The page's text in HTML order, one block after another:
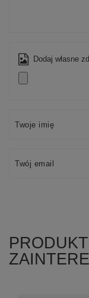
Dodaj własne
Twoje imię
Twój email